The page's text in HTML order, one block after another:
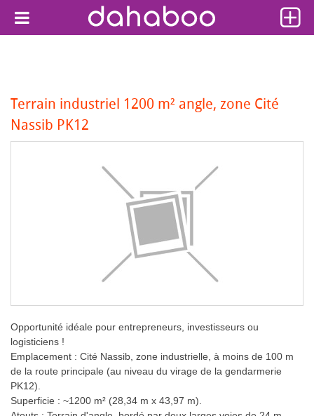
Terrain industriel 1200 m² angle, zone Cité
Nassib PK12
Opportunité idéale pour entrepreneurs, investisseurs ou
logisticiens !
Emplacement : Cité Nassib, zone industrielle, à moins de 100 m
de la route principale (au niveau du virage de la gendarmerie
PK12).
Superficie : ~1200 m² (28,34 m x 43,97 m).